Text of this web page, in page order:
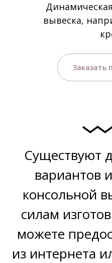
вывеска,
Заказать
Существуют
вариантов
консольной
силам
можете
из интернета